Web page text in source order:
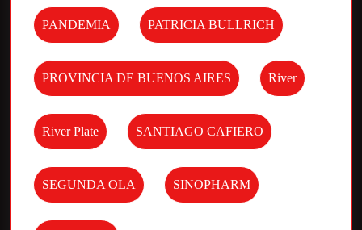
PANDEMIA PATRICIA BULLRICH
PROVINCIA DE BUENOS AIRES River
River Plate SANTIAGO CAFIERO
SEGUNDA OLA SINOPHARM